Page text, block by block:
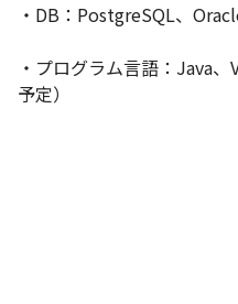
・DB：PostgreSQL、
・プログラム言語：Java
予定）